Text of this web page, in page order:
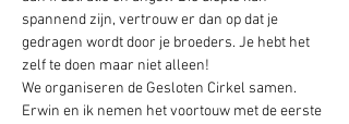
spannend zijn, vertrouw er dan op dat je
gedragen wordt door je broeders. Je hebt het
zelf te doen maar niet alleen!
We organiseren de Gesloten Cirkel samen.
Erwin en ik nemen het voortouw met de eerste